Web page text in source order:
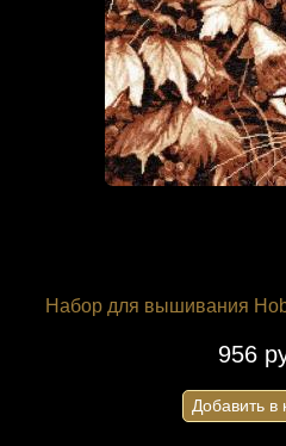
Набор для вышивания
956
Добавить в